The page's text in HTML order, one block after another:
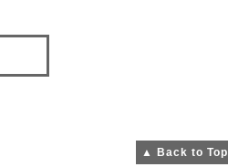
▲ Back to Top